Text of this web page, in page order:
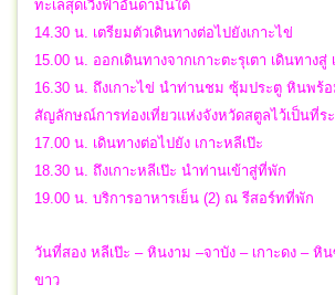
ทะเลสุดเวิ้งฟ้าอันดามันใต้
14.30 น. เตรียมตัวเดินทางต่อไปยังเกาะไข่
15.00 น. ออกเดินทางจากเกาะตะรุเตา เดินทางสู่
16.30 น. ถึงเกาะไข่ นำท่านชม ซุ้มประตู หินพร้
สัญลักษณ์การท่องเที่ยวแห่งจังหวัดสตูลไว้เป็นที่ร
17.00 น. เดินทางต่อไปยัง เกาะหลีเป๊ะ
18.30 น. ถึงเกาะหลีเป๊ะ นำท่านเข้าสู่ที่พัก
19.00 น. บริการอาหารเย็น (2) ณ รีสอร์ทที่พัก
วันที่สอง หลีเป๊ะ – หินงาม –จาบัง – เกาะดง – หิ
ขาว